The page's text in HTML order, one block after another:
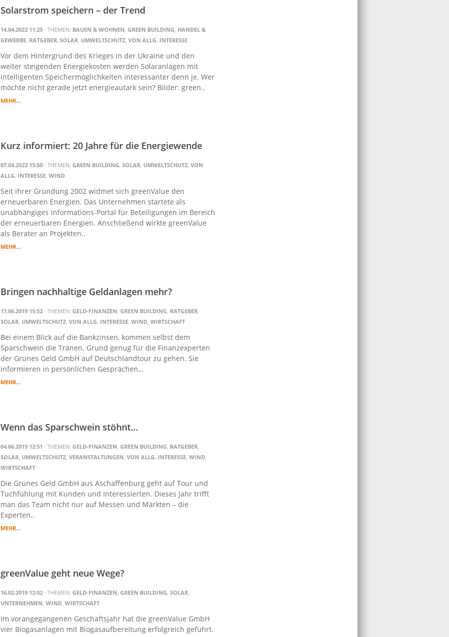
Solarstrom speichern – der Trend
14.04.2022 11:25 · THEMEN: BAUEN & WOHNEN, GREEN BUILDING, HANDEL &
GEWERBE, RATGEBER, SOLAR, UMWELTSCHUTZ, VON ALLG. INTERESSE
Vor dem Hintergrund des Krieges in der Ukraine und den
weiter steigenden Energiekosten werden Solaranlagen mit
intelligenten Speichermöglichkeiten interessanter denn je. Wer
möchte nicht gerade jetzt energieautark sein? Bilder: green..
MEHR…
Kurz informiert: 20 Jahre für die Energiewende
07.04.2022 15:50 · THEMEN: GREEN BUILDING, SOLAR, UMWELTSCHUTZ, VON
ALLG. INTERESSE, WIND
Seit ihrer Gründung 2002 widmet sich greenValue den
erneuerbaren Energien. Das Unternehmen startete als
unabhängiges Informations-Portal für Beteiligungen im Bereich
der erneuerbaren Energien. Anschließend wirkte greenValue
als Berater an Projekten..
MEHR…
Bringen nachhaltige Geldanlagen mehr?
17.06.2019 15:52 · THEMEN: GELD-FINANZEN, GREEN BUILDING, RATGEBER,
SOLAR, UMWELTSCHUTZ, VON ALLG. INTERESSE, WIND, WIRTSCHAFT
Bei einem Blick auf die Bankzinsen, kommen selbst dem
Sparschwein die Tränen. Grund genug für die Finanzexperten
der Grünes Geld GmbH auf Deutschlandtour zu gehen. Sie
informieren in persönlichen Gesprächen,..
MEHR…
Wenn das Sparschwein stöhnt…
04.06.2019 12:51 · THEMEN: GELD-FINANZEN, GREEN BUILDING, RATGEBER,
SOLAR, UMWELTSCHUTZ, VERANSTALTUNGEN, VON ALLG. INTERESSE, WIND,
WIRTSCHAFT
Die Grünes Geld GmbH aus Aschaffenburg geht auf Tour und
Tuchfühlung mit Kunden und Interessierten. Dieses Jahr trifft
man das Team nicht nur auf Messen und Märkten – die
Experten..
MEHR…
greenValue geht neue Wege?
16.02.2019 12:02 · THEMEN: GELD-FINANZEN, GREEN BUILDING, SOLAR,
UNTERNEHMEN, WIND, WIRTSCHAFT
Im vorangegangenen Geschäftsjahr hat die greenValue GmbH
vier Biogasanlagen mit Biogasaufbereitung erfolgreich geführt.